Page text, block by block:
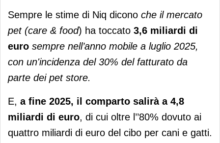
Sempre le stime di Niq dicono che il mercato
pet (care & food) ha toccato 3,6 miliardi di
euro sempre nell’anno mobile a luglio 2025,
con un'incidenza del 30% del fatturato da
parte dei pet store.
E, a fine 2025, il comparto salirà a 4,8
miliardi di euro, di cui oltre l’’80% dovuto ai
quattro miliardi di euro del cibo per cani e gatti.